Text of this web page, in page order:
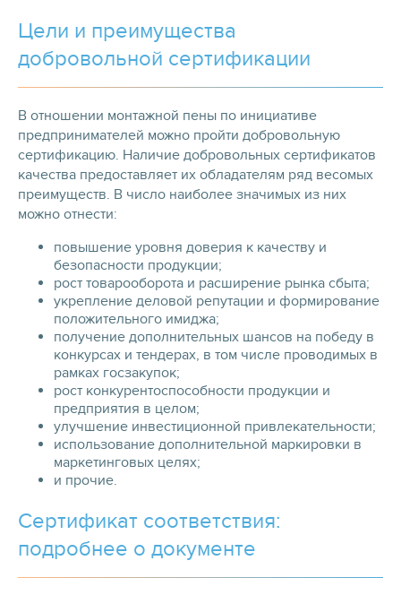
Цели и преимущества
добровольной сертификации
В отношении монтажной пены по инициативе
предпринимателей можно пройти добровольную
сертификацию. Наличие добровольных сертификатов
качества предоставляет их обладателям ряд весомых
преимуществ. В число наиболее значимых из них
можно отнести:
повышение уровня доверия к качеству и
безопасности продукции;
рост товарооборота и расширение рынка сбыта;
укрепление деловой репутации и формирование
положительного имиджа;
получение дополнительных шансов на победу в
конкурсах и тендерах, в том числе проводимых в
рамках госзакупок;
рост конкурентоспособности продукции и
предприятия в целом;
улучшение инвестиционной привлекательности;
использование дополнительной маркировки в
маркетинговых целях;
и прочие.
Сертификат соответствия:
подробнее о документе